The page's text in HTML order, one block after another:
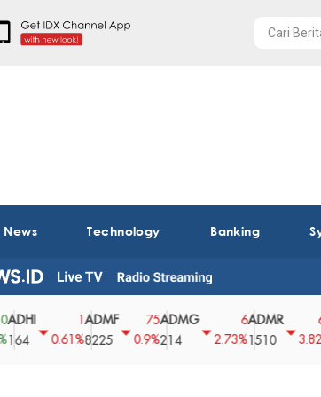
Technology Banking
0.61%
ADMF
8225
75
0.9%
ADMG
214
2.73%
ADMR
1510
60
3.82% 2540